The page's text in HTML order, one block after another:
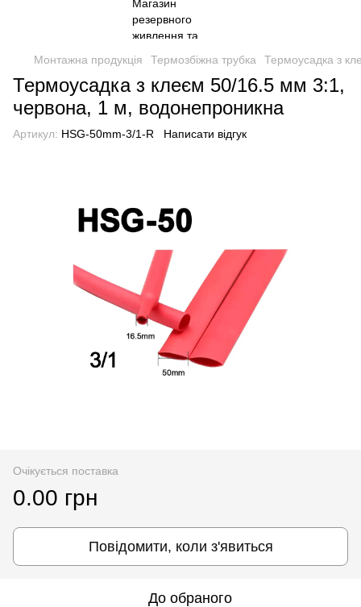
Монтажна продукція Термозбіжна трубка Термоусадка з
Термоусадка з клеєм 50/16.5 мм 3:1,
червона, 1 м, водонепроникна
Артикул: HSG-50mm-3/1-R Написати відгук
Очікується поставка
0.00 грн
Повідомити, коли з'явиться
До обраного